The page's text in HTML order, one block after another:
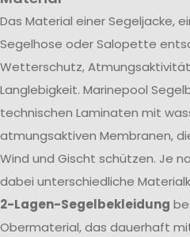
Das Material einer Segeljacke,
Segelhose oder Salopette
Wetterschutz,
Langlebigkeit. Marinepool
technischen Laminaten mit
atmungsaktiven Membranen,
Wind und Gischt schützen. Je
dabei unterschiedliche
2-Lagen-Segelbekleidung
Obermaterial, das dauerhaft